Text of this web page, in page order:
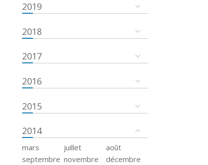
2019
2018
2017
2016
2015
2014
mars juillet
août
septembre novembre décembre